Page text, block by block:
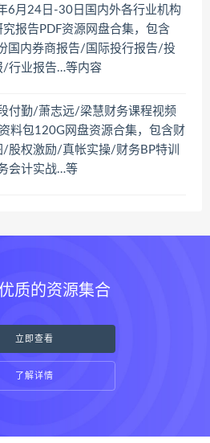
6月24日-30日国内外各行业机构
究报告PDF资源网盘合集，包含
国内券商报告/国际投行报告/投
/行业报告…等内容
付勤/萧志远/梁慧财务课程视频
料包120G网盘资源合集，包含财
/股权激励/真帐实操/财务BP特训
会计实战…等
质的资源集合
立即查看
了解详情